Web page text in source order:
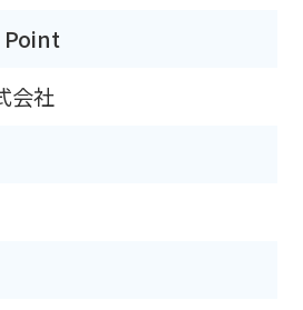
Point
会社